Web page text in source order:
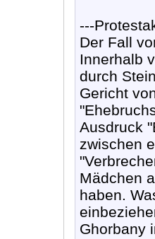
---
Der Fall
Innerhalb
durch
Gericht
Ausdruck
zwischen
Mädchen
haben.
Ghorbany